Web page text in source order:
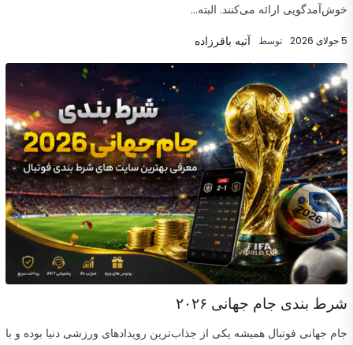
خوش‌آمدگویی ارائه می‌کنند. البته...
5 جولای 2026 توسط آتیه باقرزاده
شرط بندی جام جهانی ۲۰۲۶
جام جهانی فوتبال همیشه یکی از جذاب‌ترین رویدادهای ورزشی دنیا بوده و با